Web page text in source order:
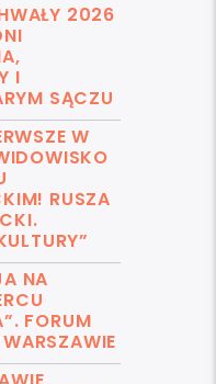
2026
I
SĄCZU
W
RUSZA
NA
FORUM